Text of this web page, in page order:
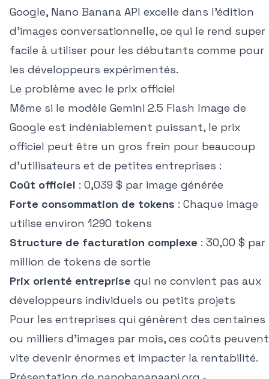
Google, Nano Banana API excelle dans l'édition
d'images conversationnelle, ce qui le rend super
facile à utiliser pour les débutants comme pour
les développeurs expérimentés.
Le problème avec le prix officiel
Même si le modèle Gemini 2.5 Flash Image de
Google est indéniablement puissant, le prix
officiel peut être un gros frein pour beaucoup
d'utilisateurs et de petites entreprises :
Coût officiel : 0,039 $ par image générée
Forte consommation de tokens : Chaque image
utilise environ 1290 tokens
Structure de facturation complexe : 30,00 $ par
million de tokens de sortie
Prix orienté entreprise qui ne convient pas aux
développeurs individuels ou petits projets
Pour les entreprises qui génèrent des centaines
ou milliers d'images par mois, ces coûts peuvent
vite devenir énormes et impacter la rentabilité.